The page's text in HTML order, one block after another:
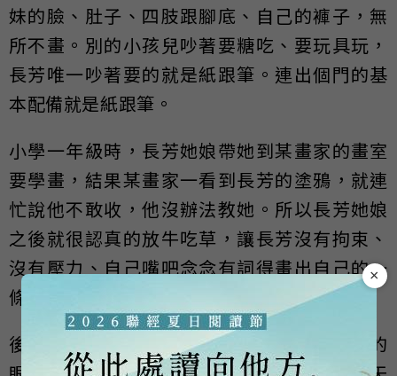
妹的臉、肚子、四肢跟腳底、自己的褲子，無
所不畫。別的小孩兒吵著要糖吃、要玩具玩，
長芳唯一吵著要的就是紙跟筆。連出個門的基
本配備就是紙跟筆。
小學一年級時，長芳她娘帶她到某畫家的畫室
要學畫，結果某畫家一看到長芳的塗鴉，就連
忙說他不敢收，他沒辦法教她。所以長芳她娘
之後就很認真的放牛吃草，讓長芳沒有拘束、
沒有壓力、自己嘴吧念念有詞得畫出自己的一
條路。
後來長芳有幸到英國去念插畫的碩士，讓她的
×